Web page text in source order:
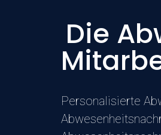
Die
Personalisierte